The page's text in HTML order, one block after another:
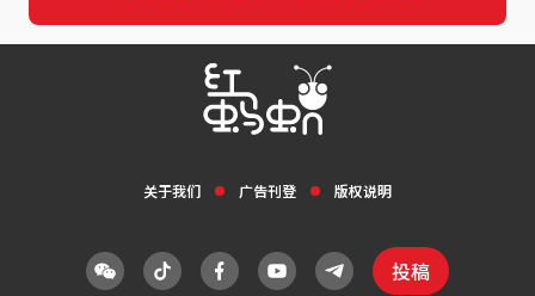
关于我们 广告刊登 版权说明
投稿